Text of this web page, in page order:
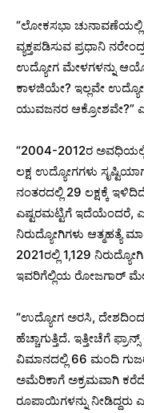
“ಲೋಕಸಭಾ ಚುನಾವಣೆಯಲ್ಲಿ
ವ್ಯಕ್ತಪಡಿಸುವ ಪ್ರಧಾನಿ
ಉದ್ಯೋಗ ಮೇಳಗಳನ್ನು
ಕಾಳಜಿಯೇ? ಇಲ್ಲವೇ
ಯುವಜನರ ಆಕ್ರೋಶವೇ?”
“2004-2012ರ
ಲಕ್ಷ ಉದ್ಯೋಗಗಳು
ನಂತರದಲ್ಲಿ 29 ಲಕ್ಷಕ್ಕೆ
ಎಷ್ಟರಮಟ್ಟಿಗೆ ಇದೆಯೆಂದರೆ,
ನಿರುದ್ಯೋಗಿಗಳು ಆತ್ಮಹತ್ಯೆ
2021ರಲ್ಲಿ 1,129
ಇವರಿಗೆಲ್ಲಿಯ ರೋಜಗಾರ್
“ಉದ್ಯೋಗ ಅರಸಿ, ದೇಶದಿಂದ
ಹೆಚ್ಚಾಗುತ್ತಿದೆ. ಇತ್ತೀಚೆಗೆ
ವಿಮಾನದಲ್ಲಿ 66 ಮಂದಿ
ಅಮೆರಿಕಾಗೆ ಅಕ್ರಮವಾಗಿ
ರೂಪಾಯಿಗಳನ್ನು